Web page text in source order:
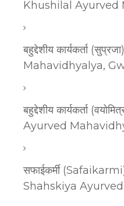
Khushilal Ayurved
बहुद्देशीय कार्यकर्ता
Mahavidhyalya,
बहुद्देशीय कार्यकर्ता
Ayurved
सफाईकर्मी
Shahskiya